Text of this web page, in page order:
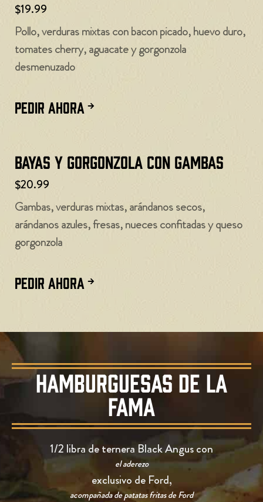
$19.99
Pollo, verduras mixtas con bacon picado, huevo duro,
tomates cherry, aguacate y gorgonzola
desmenuzado
PEDIR AHORA
Bayas y gorgonzola con gambas
$20.99
Gambas, verduras mixtas, arándanos secos,
arándanos azules, fresas, nueces confitadas y queso
gorgonzola
PEDIR AHORA
HAMBURGUESAS DE LA
FAMA
1/2 libra de ternera Black Angus con
el aderezo
exclusivo de Ford,
acompañada de patatas fritas de Ford